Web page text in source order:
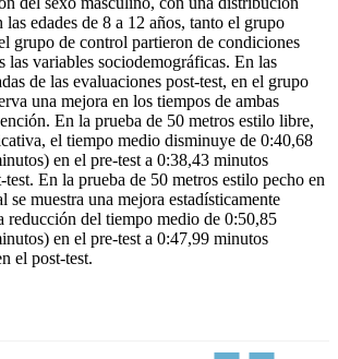
las edades de 8 a 12 años, tanto el grupo
grupo de control partieron de condiciones
las variables sociodemográficas. En las
de las evaluaciones post-test, en el grupo
una mejora en los tiempos de ambas
En la prueba de 50 metros estilo libre,
el tiempo medio disminuye de 0:40,68
en el pre-test a 0:38,43 minutos
En la prueba de 50 metros estilo pecho en
se muestra una mejora estadísticamente
reducción del tiempo medio de 0:50,85
en el pre-test a 0:47,99 minutos
el post-test.